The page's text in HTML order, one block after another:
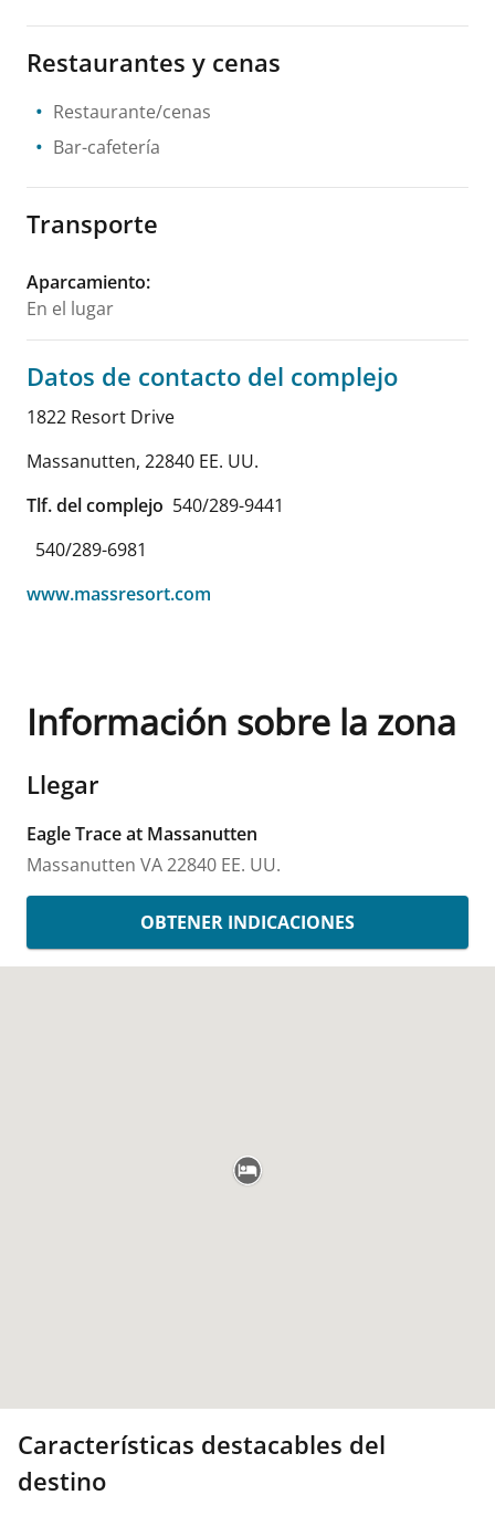
Restaurantes y cenas
Restaurante/cenas
Bar-cafetería
Transporte
Aparcamiento:
En el lugar
Datos de contacto del complejo
1822 Resort Drive
Massanutten, 22840 EE. UU.
Tlf. del complejo 540/289-9441
540/289-6981
www.massresort.com
Información sobre la zona
Llegar
Eagle Trace at Massanutten
Massanutten VA22840 EE. UU.
OBTENER INDICACIONES
Características destacables del
destino